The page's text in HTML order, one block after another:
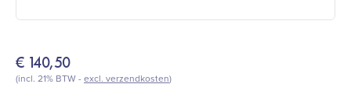
€140,50
(incl. 21% BTW -excl. verzendkosten)